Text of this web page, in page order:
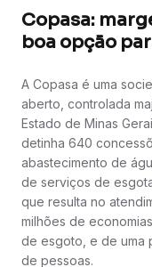
Copasa:
boa opção
A Copasa é uma
aberto, controlada
Estado de Minas
detinha 640
abastecimento de
de serviços de
que resulta no
milhões de
de esgoto, e de uma
de pessoas.